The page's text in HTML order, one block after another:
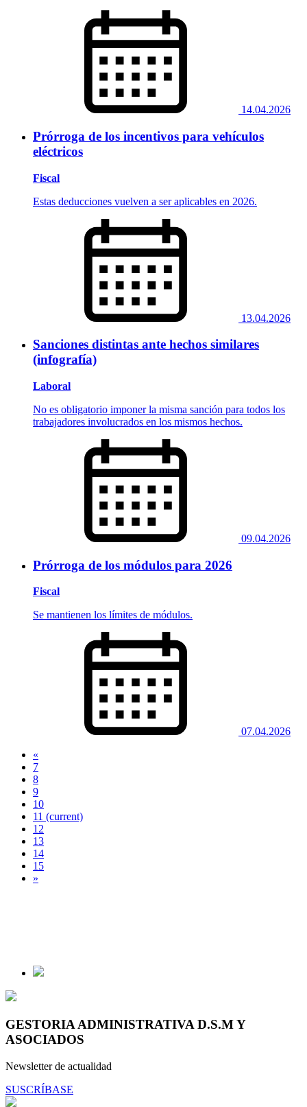
14.04.2026
Prórroga de los incentivos para vehículos
eléctricos
Fiscal
Estas deducciones vuelven a ser aplicables en 2026.
13.04.2026
Sanciones distintas ante hechos similares
(infografía)
Laboral
No es obligatorio imponer la misma sanción para todos los
trabajadores involucrados en los mismos hechos.
09.04.2026
Prórroga de los módulos para 2026
Fiscal
Se mantienen los límites de módulos.
07.04.2026
«
7
8
9
10
11 (current)
12
13
14
15
»
GESTORIA ADMINISTRATIVA D.S.M Y
ASOCIADOS
Newsletter de actualidad
SUSCRÍBASE